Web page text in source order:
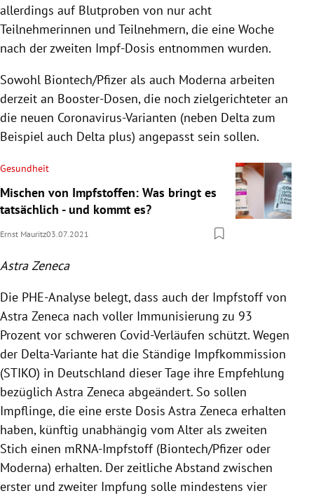
allerdings auf Blutproben von nur acht
Teilnehmerinnen und Teilnehmern, die eine Woche
nach der zweiten Impf-Dosis entnommen wurden.
Sowohl Biontech/Pfizer als auch Moderna arbeiten
derzeit an Booster-Dosen, die noch zielgerichteter an
die neuen Coronavirus-Varianten (neben Delta zum
Beispiel auch Delta plus) angepasst sein sollen.
Gesundheit
Mischen von Impfstoffen: Was bringt es
tatsächlich - und kommt es?
Ernst Mauritz03.07.2021
Astra Zeneca
Die PHE-Analyse belegt, dass auch der Impfstoff von
Astra Zeneca nach voller Immunisierung zu 93
Prozent vor schweren Covid-Verläufen schützt. Wegen
der Delta-Variante hat die Ständige Impfkommission
(STIKO) in Deutschland dieser Tage ihre Empfehlung
bezüglich Astra Zeneca abgeändert. So sollen
Impflinge, die eine erste Dosis Astra Zeneca erhalten
haben, künftig unabhängig vom Alter als zweiten
Stich einen mRNA-Impfstoff (Biontech/Pfizer oder
Moderna) erhalten. Der zeitliche Abstand zwischen
erster und zweiter Impfung solle mindestens vier